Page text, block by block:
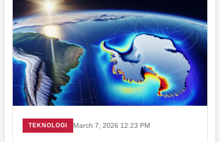
TEKNOLOGI March 7, 2026 12:23 PM